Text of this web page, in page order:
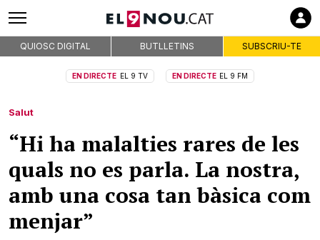
QUIOSC DIGITAL BUTLLETINS SUBSCRIU-TE
EN DIRECTE EL 9 TV EN DIRECTE EL 9 FM
Salut
“Hi ha malalties rares de les
quals no es parla. La nostra,
amb una cosa tan bàsica com
menjar”